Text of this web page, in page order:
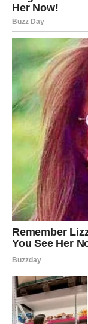
To može biti
upoznati sasvim
Nemojte
Ponekad upravo
godinama bila
LJUBAV I
ZAJEDNO
Kada se čovjek
pronalazi mir i u
Zbog toga će
Slobodni Bikovi
da vjeruju u